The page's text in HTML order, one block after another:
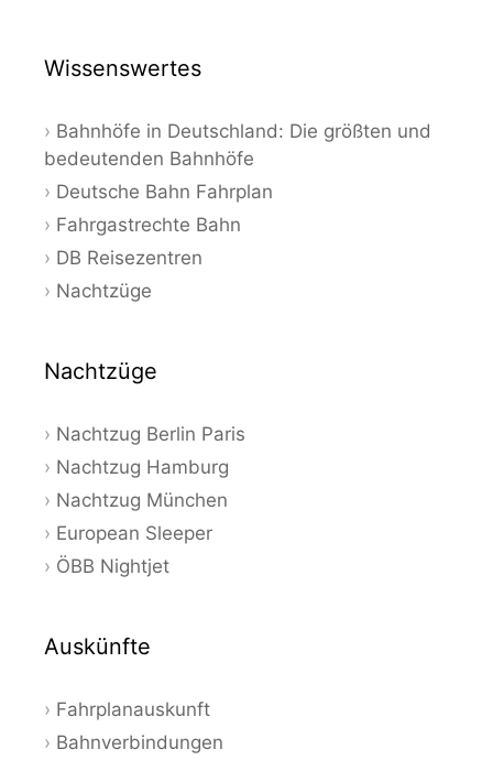
Wissenswertes
Bahnhöfe in Deutschland: Die größten und
bedeutenden Bahnhöfe
Deutsche Bahn Fahrplan
Fahrgastrechte Bahn
DB Reisezentren
Nachtzüge
Nachtzüge
Nachtzug Berlin Paris
Nachtzug Hamburg
Nachtzug München
European Sleeper
ÖBB Nightjet
Auskünfte
Fahrplanauskunft
Bahnverbindungen